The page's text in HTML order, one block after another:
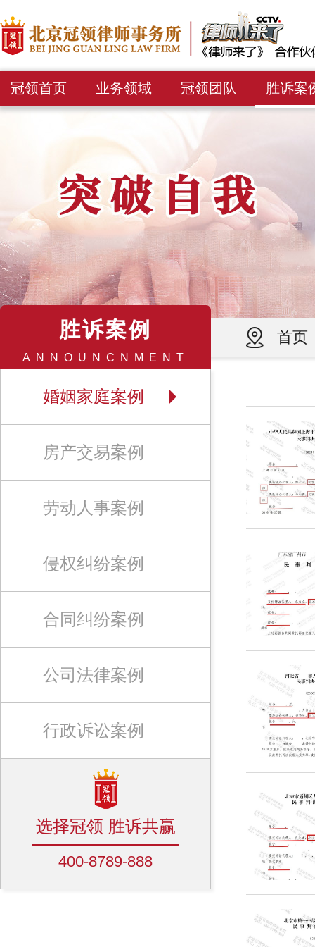
冠领首页 业务领域 冠领团队 胜诉案
首页
胜诉案例
ANNOUNCNMENT
婚姻家庭案例
房产交易案例
劳动人事案例
侵权纠纷案例
合同纠纷案例
公司法律案例
行政诉讼案例
选择冠领 胜诉共赢
400-8789-888